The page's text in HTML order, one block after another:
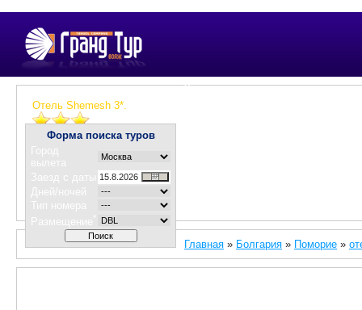
Гранд тур вояж - крупнейшая сеть туристических
Отель Shemesh 3*.
Форма поиска туров
Город
вылета
Заезд с даты
Дней/ночей
Тип номера
Размещение
Главная » Болгария » Поморие »